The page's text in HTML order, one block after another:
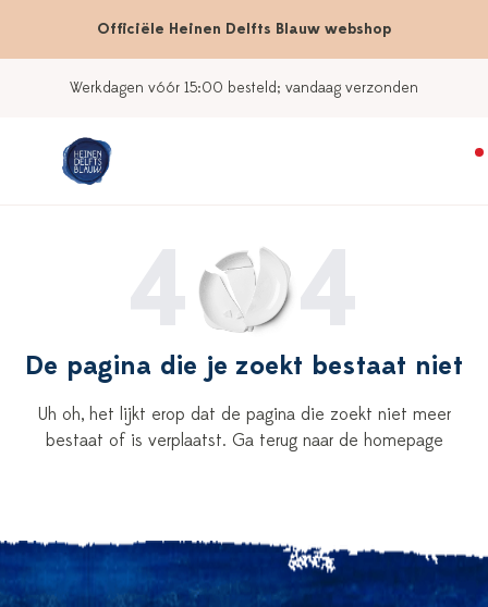
Officiële Heinen Delfts Blauw webshop
Werkdagen vóór 15:00 besteld; vandaag verzonden
De pagina die je zoekt bestaat niet
Uh oh, het lijkt erop dat de pagina die zoekt niet meer
bestaat of is verplaatst. Ga terug naar de homepage